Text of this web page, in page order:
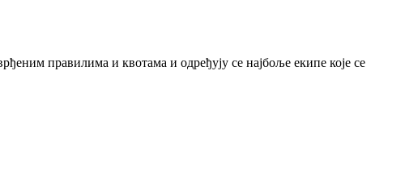
правилима и квотама и одређују се најбоље екипе које се